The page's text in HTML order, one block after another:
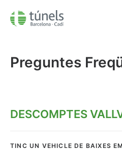
Vallvidrera
Seguretat Vial
FAQ
Preguntes
DESCOMPTES
TINC UN VEHICLE DE BAIXES